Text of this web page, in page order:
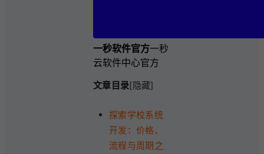
一秒软件官方一秒
云软件中心官方
文章目录[隐藏]
探索学校系统
开发：价格、
流程与周期之